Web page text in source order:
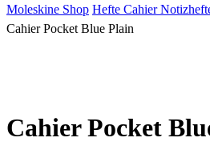
Moleskine Shop Hefte Cahier
Cahier Pocket Blue Plain
Cahier Pocket